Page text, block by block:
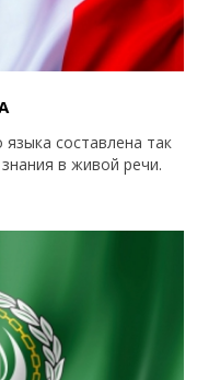
составлена так
в живой речи.